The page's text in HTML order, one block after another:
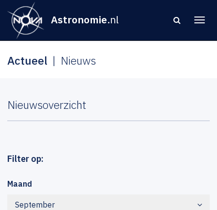
Astronomie.nl
Actueel Nieuws
Nieuwsoverzicht
Filter op:
Maand
September